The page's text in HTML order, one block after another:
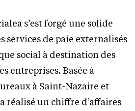
s’est forgé une solide
services de paie externalisés
social à destination des
entreprises. Basée à
à Saint-Nazaire et
réalisé un chiffre d’affaires